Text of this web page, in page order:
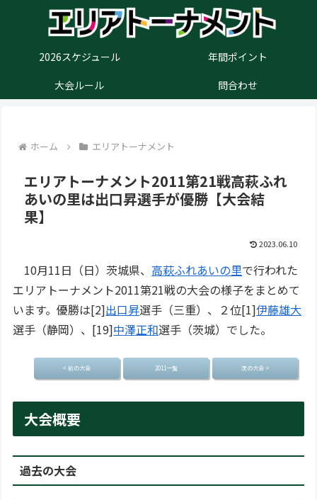
2026スケジュール
年間ポイント
大会ルール
問合わせ
ホーム エリアトーナメント
エリアトーナメント2011第21戦高萩ふれ
あいの里は出口昇選手が優勝【大会結
果】
2023.06.10
10月11日（日）茨城県、高萩ふれあいの里で行われた
エリアトーナメント2011第21戦の大会の様子をまとめて
います。優勝は[2]出口昇選手（三重）、２位[1]伊藤雄大
選手（静岡）、[19]中澤正和選手（茨城）でした。
< 前の大会 2011一覧 次の大会 >
大会概要
過去の大会